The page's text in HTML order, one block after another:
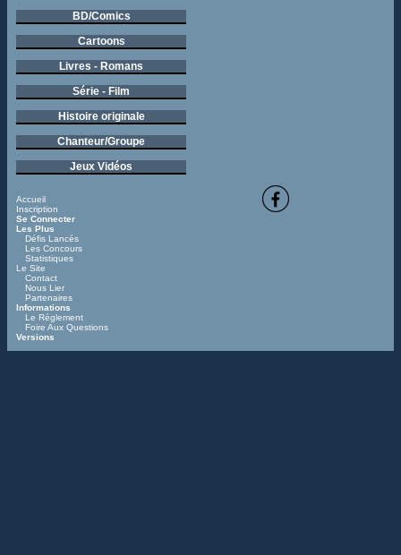
BD/Comics
Cartoons
Livres - Romans
Série - Film
Histoire originale
Chanteur/Groupe
Jeux Vidéos
Accueil
Inscription
Se Connecter
Les Plus
Défis Lancés
Les Concours
Statistiques
Le Site
Contact
Nous Lier
Partenaires
Informations
Le Réglement
Foire Aux Questions
Versions